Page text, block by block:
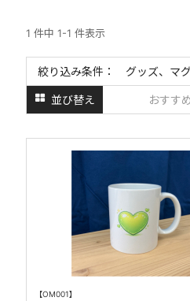
1 件中 1-1 件表示
絞り込み条件： グッズ、マ
並び替え おすす
【OM001】